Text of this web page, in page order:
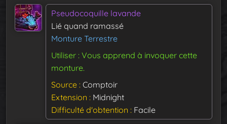
Pseudocoquille lavande
Lié quand ramassé
Monture Terrestre
Utiliser : Vous apprend à invoquer cette
monture.
Source Comptoir
Extension
Midnight
Difficulté d'obtention
Facile